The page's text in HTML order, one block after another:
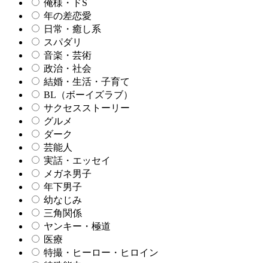
俺様・ドS
年の差恋愛
日常・癒し系
スパダリ
音楽・芸術
政治・社会
結婚・生活・子育て
BL（ボーイズラブ）
サクセスストーリー
グルメ
ダーク
芸能人
実話・エッセイ
メガネ男子
年下男子
幼なじみ
三角関係
ヤンキー・極道
医療
特撮・ヒーロー・ヒロイン